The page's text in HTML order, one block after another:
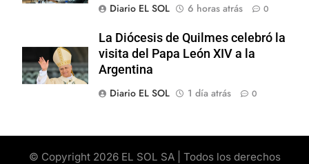
Diario EL SOL
6 horas atrás 0
La Diócesis de Quilmes celebró la
visita del Papa León XIV a la
Argentina
Diario EL SOL
1 día atrás 0
© Copyright 2026 EL SOL SA | Todos los derechos